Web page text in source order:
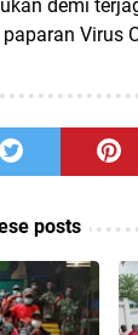
demi
Virus
posts